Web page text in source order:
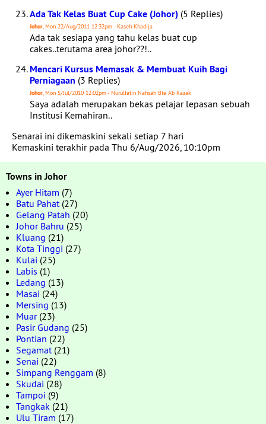
Ada Tak Kelas Buat Cup Cake (Johor) (5 Replies)
Johor, Mon 22/Aug/2011 12:32pm - Kaseh Khadija
Ada tak sesiapa yang tahu kelas buat cup
cakes..terutama area johor??!..
Mencari Kursus Memasak & Membuat Kuih Bagi
Perniagaan (3 Replies)
Johor, Mon 5/Jul/2010 12:02pm - Nurulfatin Nafisah Bte Ab Razak
Saya adalah merupakan bekas pelajar lepasan sebuah
Institusi Kemahiran..
Senarai ini dikemaskini sekali setiap 7 hari
Kemaskini terakhir pada Thu 6/Aug/2026, 10:10pm
Towns in Johor
Ayer Hitam (7)
Batu Pahat(27)
Gelang Patah (20)
Johor Bahru (25)
Kluang (21)
Kota Tinggi (27)
Kulai (25)
Labis (1)
Ledang (13)
Masai (24)
Mersing (13)
Muar(23)
Pasir Gudang (25)
Pontian (22)
Segamat(21)
Senai (22)
Simpang Renggam (8)
Skudai (28)
Tampoi (9)
Tangkak (21)
Ulu Tiram (17)